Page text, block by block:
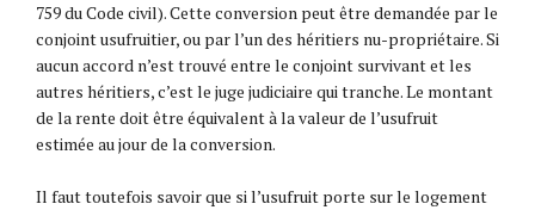
759 du Code civil). Cette conversion peut être demandée par le
conjoint usufruitier, ou par l’un des héritiers nu-propriétaire. Si
aucun accord n’est trouvé entre le conjoint survivant et les
autres héritiers, c’est le juge judiciaire qui tranche. Le montant
de la rente doit être équivalent à la valeur de l’usufruit
estimée au jour de la conversion.
Il faut toutefois savoir que si l’usufruit porte sur le logement